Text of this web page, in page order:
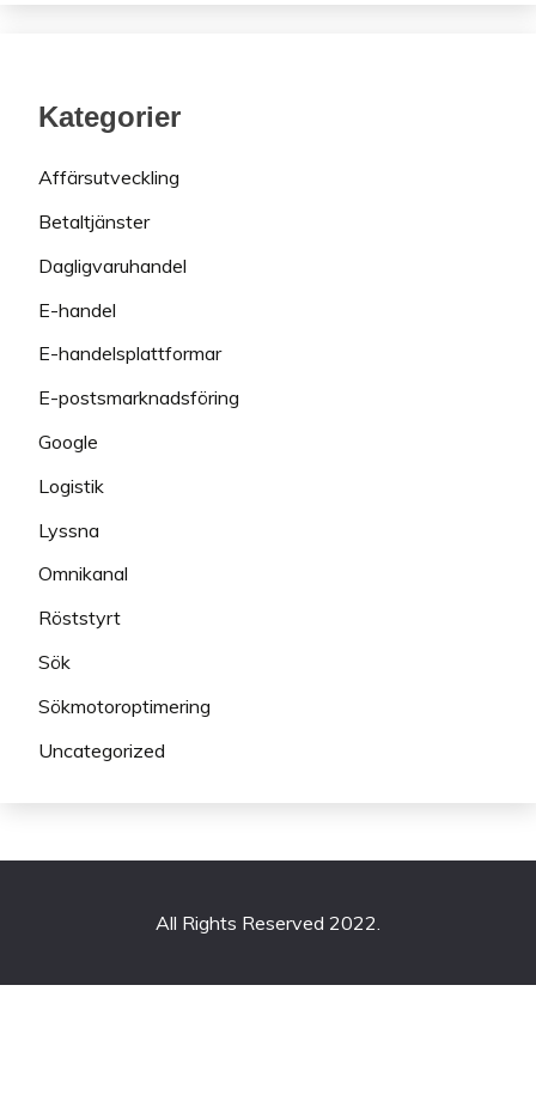
Kategorier
Affärsutveckling
Betaltjänster
Dagligvaruhandel
E-handel
E-handelsplattformar
E-postsmarknadsföring
Google
Logistik
Lyssna
Omnikanal
Röststyrt
Sök
Sökmotoroptimering
Uncategorized
All Rights Reserved 2022.